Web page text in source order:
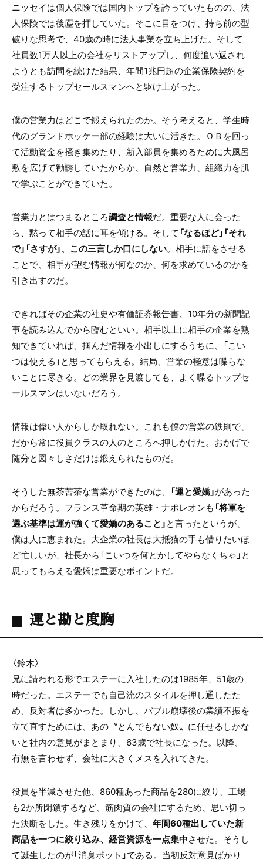
ニッセイは個人保険では国内トップを誇っていたものの、法
人保険では後塵を拝していた。そこに目をつけ、持ち前の型
破りな思考で、 40歳の時に法人事業を立ち上げた。そして
社員数1万人以上の会社をリストアップし、何度追い返され
ようとも訪問を続けた結果、年間1兆円超の企業保険契約を
受注するトップセールスマンへと駆け上がった。
僕の営業力はどこで鍛えられたのか。そう考えると、学生時
代のグランドホッケー部の経験は大いに活きた。ＯＢを回っ
て活動資金を掻き集めたり、新入部員を集めるために大風呂
敷を広げて勧誘していたからか、自然と営業力、組織力を肌
で学ぶことができていた。
営業力とはつまるところ調査と情報だ。重要な人に会った
ら、黙って相手の話に耳を傾ける。そして 「なるほど」「それ
で」「さすが」、この三言しか口にしない。相手に話をさせる
ことで、相手が望む情報が何なのか、何を求めているのかを
引き出すのだ。
できればその企業の社史や有価証券報告書、 10年分の新聞記
事を読み込んでから臨むといい。相手以上に相手の企業を熟
知できていれば、掴んだ情報を小出しにするうちに、「こい
つは使える」と思ってもらえる。結局、営業の極意は喋らな
いことに尽きる。どの業界を見渡しても、よく喋るトップセ
ールスマンはいないだろう。
情報は偉い人からしか取れない。これも僕の営業の鉄則で、
だから常に役員クラスの人のところへ押しかけた。おかげで
随分と図々しさだけは鍛えられたものだ。
そうした無茶苦茶な営業ができたのは、 「運と愛嬌」があった
からだろう。フランス革命期の英雄・ナポレオンも 「将軍を
選ぶ基準は運が強くて愛嬌のあること」と言ったというが、
僕は人に恵まれた。大企業の社長は大抵猫の手も借りたいほ
ど忙しいが、社長から「こいつを何とかしてやらなくちゃ」と
思ってもらえる愛嬌は重要なポイントだ。
運と勘と度胸
〈鈴木〉
兄に請われる形でエステーに入社したのは1985年、 51歳の
時だった。エステーでも自己流のスタイルを押し通したた
め、反対者は多かった。しかし、バブル崩壊後の業績不振を
立て直すためには、あの〝とんでもない奴〟に任せるしかな
いと社内の意見がまとまり、 63歳で社長になった。以降、
有無を言わせず、会社に大きくメスを入れてきた。
役員を半減させた他、 860種あった商品を280に絞り、工場
も2か所閉鎖するなど、筋肉質の会社にするため、思い切っ
た決断をした。生き残りをかけて、 年間60種出していた新
商品を一つに絞り込み、経営資源を一点集中させた。そうし
て誕生したのが「消臭ポット」である。当初反対意見ばかり